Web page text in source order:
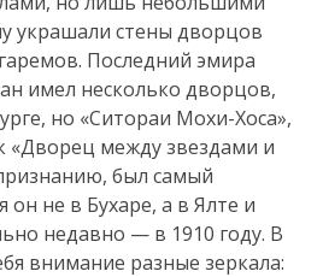
украшали стены дворцов
Последний эмира
имел несколько дворцов,
но «Ситораи Мохи-Хоса»,
«Дворец между звездами и
был самый
он не в Бухаре, а в Ялте и
недавно — в 1910 году. В
внимание разные зеркала: